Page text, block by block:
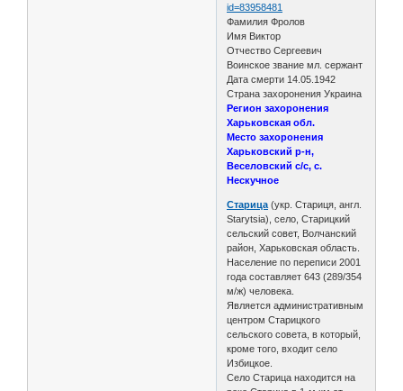
id=83958481
Фамилия Фролов
Имя Виктор
Отчество Сергеевич
Воинское звание мл. сержант
Дата смерти 14.05.1942
Страна захоронения Украина
Регион захоронения
Харьковская обл.
Место захоронения
Харьковский р-н,
Веселовский с/с, с.
Нескучное
Старица (укр. Стариця, англ.
Starytsia), село, Старицкий
сельский совет, Волчанский
район, Харьковская область.
Население по переписи 2001
года составляет 643 (289/354
м/ж) человека.
Является административным
центром Старицкого
сельского совета, в который,
кроме того, входит село
Избицкое.
Село Старица находится на